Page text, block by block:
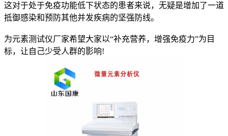
这对于处于免疫功能低下状态的患者来说，无疑是增加了一道
抵御感染和预防其他并发疾病的坚强防线。
为元素测试仪厂家希望大家以“补充营养，增强免疫力”为目
标，让自己少受人群的影响!